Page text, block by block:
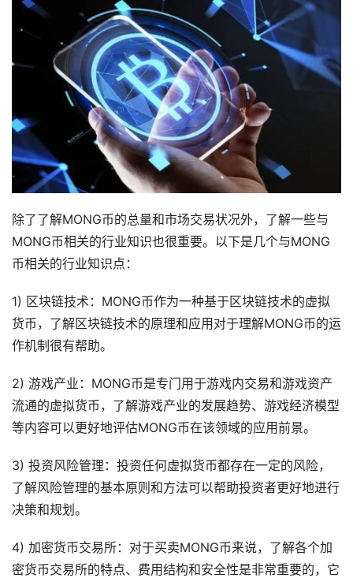
除了了解MONG币的总量和市场交易状况外，了解一些与
MONG币相关的行业知识也很重要。以下是几个与MONG
币相关的行业知识点：
1) 区块链技术：MONG币作为一种基于区块链技术的虚拟
货币，了解区块链技术的原理和应用对于理解MONG币的运
作机制很有帮助。
2) 游戏产业：MONG币是专门用于游戏内交易和游戏资产
流通的虚拟货币，了解游戏产业的发展趋势、游戏经济模型
等内容可以更好地评估MONG币在该领域的应用前景。
3) 投资风险管理：投资任何虚拟货币都存在一定的风险，
了解风险管理的基本原则和方法可以帮助投资者更好地进行
决策和规划。
4) 加密货币交易所：对于买卖MONG币来说，了解各个加
密货币交易所的特点、费用结构和安全性是非常重要的，它